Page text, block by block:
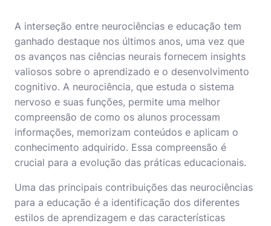
A interseção entre neurociências e educação tem
ganhado destaque nos últimos anos, uma vez que
os avanços nas ciências neurais fornecem insights
valiosos sobre o aprendizado e o desenvolvimento
cognitivo. A neurociência, que estuda o sistema
nervoso e suas funções, permite uma melhor
compreensão de como os alunos processam
informações, memorizam conteúdos e aplicam o
conhecimento adquirido. Essa compreensão é
crucial para a evolução das práticas educacionais.
Uma das principais contribuições das neurociências
para a educação é a identificação dos diferentes
estilos de aprendizagem e das características